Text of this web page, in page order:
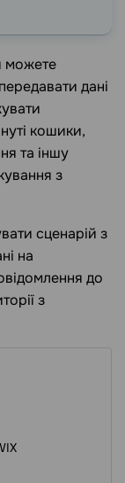
можете
дані
кошики,
та іншу
з
сценарій з
на
до
з